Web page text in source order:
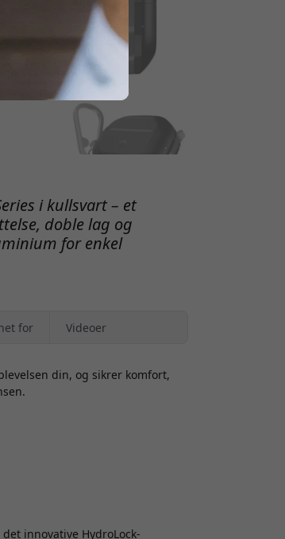
i kullsvart – et
doble lag og
for enkel
for Videoer
din, og sikrer komfort,
innovative HydroLock-